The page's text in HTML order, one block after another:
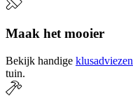
Maak het mooier
Bekijk handige klusadviezen
tuin.